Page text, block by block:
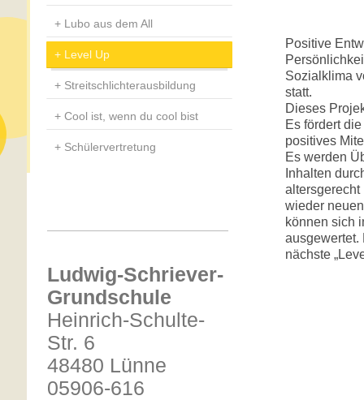
Positive
Sozialklima
statt.
Dieses
Es fördert
positives
Es werden
Inhalten
altersgerecht
wieder
können sich
ausgewertet.
nächste
Lubo aus dem All
Level Up
Streitschlichterausbildung
Cool ist, wenn du cool bist
Schülervertretung
Ludwig-Schriever-
Grundschule
Heinrich-Schulte-
Str. 6
48480 Lünne
05906-616